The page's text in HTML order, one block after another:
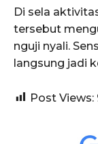
Di sela
tersebut
nguji nyali.
langsung jadi
Post Views: